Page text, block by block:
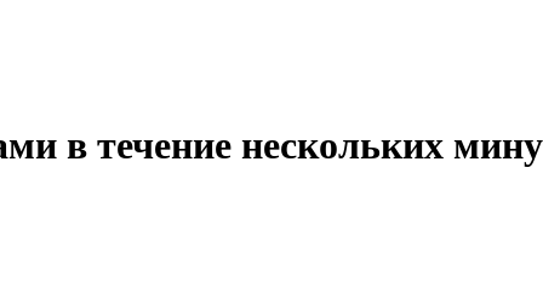
в течение нескольких